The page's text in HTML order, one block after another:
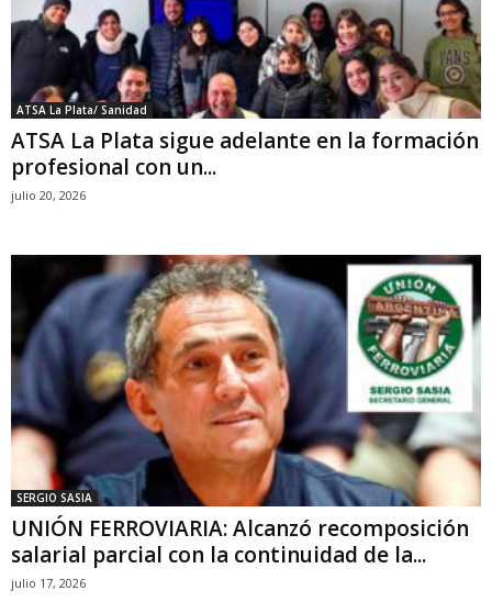
ATSA La Plata/ Sanidad
ATSA La Plata sigue adelante en la formación
profesional con un...
julio 20, 2026
SERGIO SASIA
UNIÓN FERROVIARIA: Alcanzó recomposición
salarial parcial con la continuidad de la...
julio 17, 2026